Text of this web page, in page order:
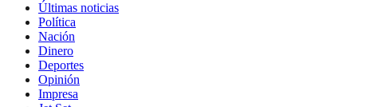
Últimas noticias
Política
Nación
Dinero
Deportes
Opinión
Impresa